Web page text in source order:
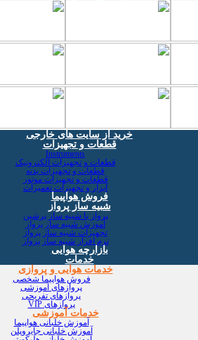
خرید از سایت های خارجی
قطعات و تجهیزات
Instruments
قطعات و تجهیزات الکترونیک
قطعات و تجهیزات بدنه
قطعات و تجهیزات موتور
ابزار و تجهیزات تعمیرات
فروش هواپیما
شبیه ساز پرواز
پرواز با شبیه ساز پرشین
آموزش شبیه ساز پرواز
تجهیزات شبیه ساز پرواز
نرم افزار شبیه ساز پرواز
بازارچه هوایی
خدمات
خدمات هوایی و پروازی
فروش هواپیما شخصی
پروازهای آموزشی
پروازهای تفریحی
پروازهای VIP
خدمات آموزشی
آموزش خلبانی هواپیما
آموزش خلبانی جایروپلن